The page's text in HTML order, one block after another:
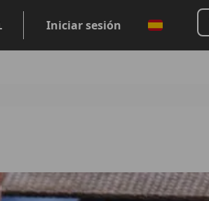
Iniciar sesión